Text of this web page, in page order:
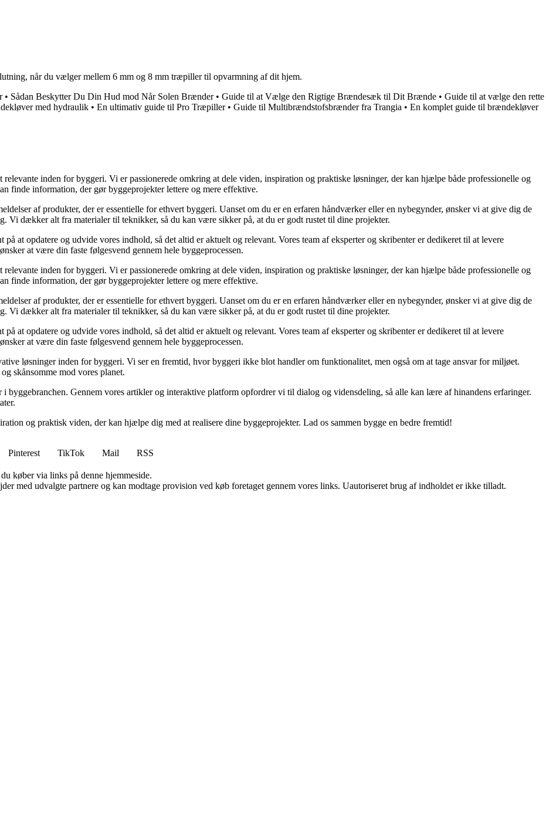
når du vælger mellem 6 mm og 8 mm træpiller til opvarmning af dit hjem.
• Sådan Beskytter Du Din Hud mod Når Solen Brænder• Guide til at Vælge den Rigtige Brændesæk til Dit Brænde • Guide til at vælge den rette
med hydraulik • En ultimativ guide til Pro Træpiller• Guide til Multibrændstofsbrænder fra Trangia • En komplet guide til brændekløver
inden for byggeri. Vi er passionerede omkring at dele viden, inspiration og praktiske løsninger, der kan hjælpe både professionelle og
finde information, der gør byggeprojekter lettere og mere effektive.
af produkter, der er essentielle for ethvert byggeri. Uanset om du er en erfaren håndværker eller en nybegynder, ønsker vi at give dig de
dækker alt fra materialer til teknikker, så du kan være sikker på, at du er godt rustet til dine projekter.
at opdatere og udvide vores indhold, så det altid er aktuelt og relevant. Vores team af eksperter og skribenter er dedikeret til at levere
at være din faste følgesvend gennem hele byggeprocessen.
inden for byggeri. Vi er passionerede omkring at dele viden, inspiration og praktiske løsninger, der kan hjælpe både professionelle og
finde information, der gør byggeprojekter lettere og mere effektive.
af produkter, der er essentielle for ethvert byggeri. Uanset om du er en erfaren håndværker eller en nybegynder, ønsker vi at give dig de
dækker alt fra materialer til teknikker, så du kan være sikker på, at du er godt rustet til dine projekter.
at opdatere og udvide vores indhold, så det altid er aktuelt og relevant. Vores team af eksperter og skribenter er dedikeret til at levere
at være din faste følgesvend gennem hele byggeprocessen.
løsninger inden for byggeri. Vi ser en fremtid, hvor byggeri ikke blot handler om funktionalitet, men også om at tage ansvar for miljøet.
skånsomme mod vores planet.
Gennem vores artikler og interaktive platform opfordrer vi til dialog og vidensdeling, så alle kan lære af hinandens erfaringer.
og praktisk viden, der kan hjælpe dig med at realisere dine byggeprojekter. Lad os sammen bygge en bedre fremtid!
Pinterest TikTok Mail
RSS
køber via links på denne hjemmeside.
med udvalgte partnere og kan modtage provision ved køb foretaget gennem vores links. Uautoriseret brug af indholdet er ikke tilladt.